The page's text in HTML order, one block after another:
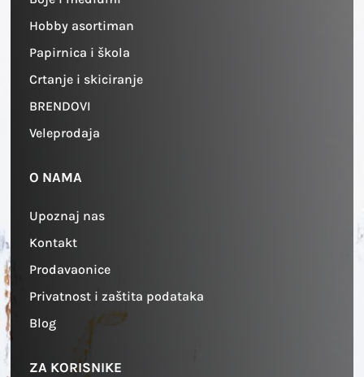
Hobby asortiman
Papirnica i škola
Crtanje i skiciranje
BRENDOVI
Veleprodaja
O NAMA
Upoznaj nas
Kontakt
Prodavaonice
Privatnost i zaštita podataka
Blog
ZA KORISNIKE